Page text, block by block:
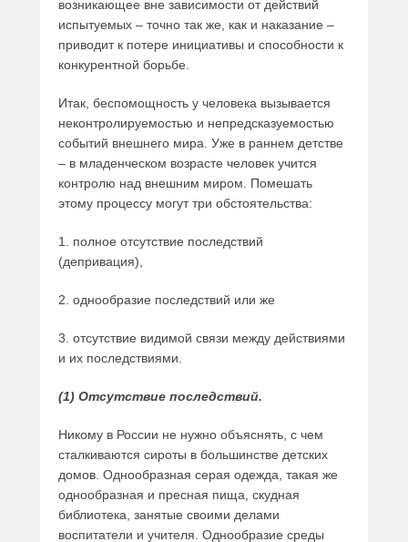
возникающее вне зависимости от действий
испытуемых – точно так же, как и наказание –
приводит к потере инициативы и способности к
конкурентной борьбе.
Итак, беспомощность у человека вызывается
неконтролируемостью и непредсказуемостью
событий внешнего мира. Уже в раннем детстве
– в младенческом возрасте человек учится
контролю над внешним миром. Помешать
этому процессу могут три обстоятельства:
1. полное отсутствие последствий
(депривация),
2. однообразие последствий или же
3. отсутствие видимой связи между действиями
и их последствиями.
(1) Отсутствие последствий.
Никому в России не нужно объяснять, с чем
сталкиваются сироты в большинстве детских
домов. Однообразная серая одежда, такая же
однообразная и пресная пища, скудная
библиотека, занятые своими делами
воспитатели и учителя. Однообразие среды